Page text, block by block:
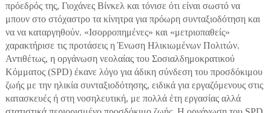
πρόεδρός της, Γιοχάνες Βίνκελ και τόνισε ότι είναι σωστό να
μπουν στο στόχαστρο τα κίνητρα για πρόωρη συνταξιοδότηση και
να να καταργηθούν. «Ισορροπημένες» και «μετριοπαθείς»
χαρακτήρισε τις προτάσεις η Ένωση Ηλικιωμένων Πολιτών.
Αντιθέτως, η οργάνωση νεολαίας του Σοσιαλδημοκρατικού
Κόμματος (SPD) έκανε λόγο για άδικη σύνδεση του προσδόκιμου
ζωής με την ηλικία συνταξιοδότησης, ειδικά για εργαζόμενους στις
κατασκευές ή στη νοσηλευτική, με πολλά έτη εργασίας αλλά